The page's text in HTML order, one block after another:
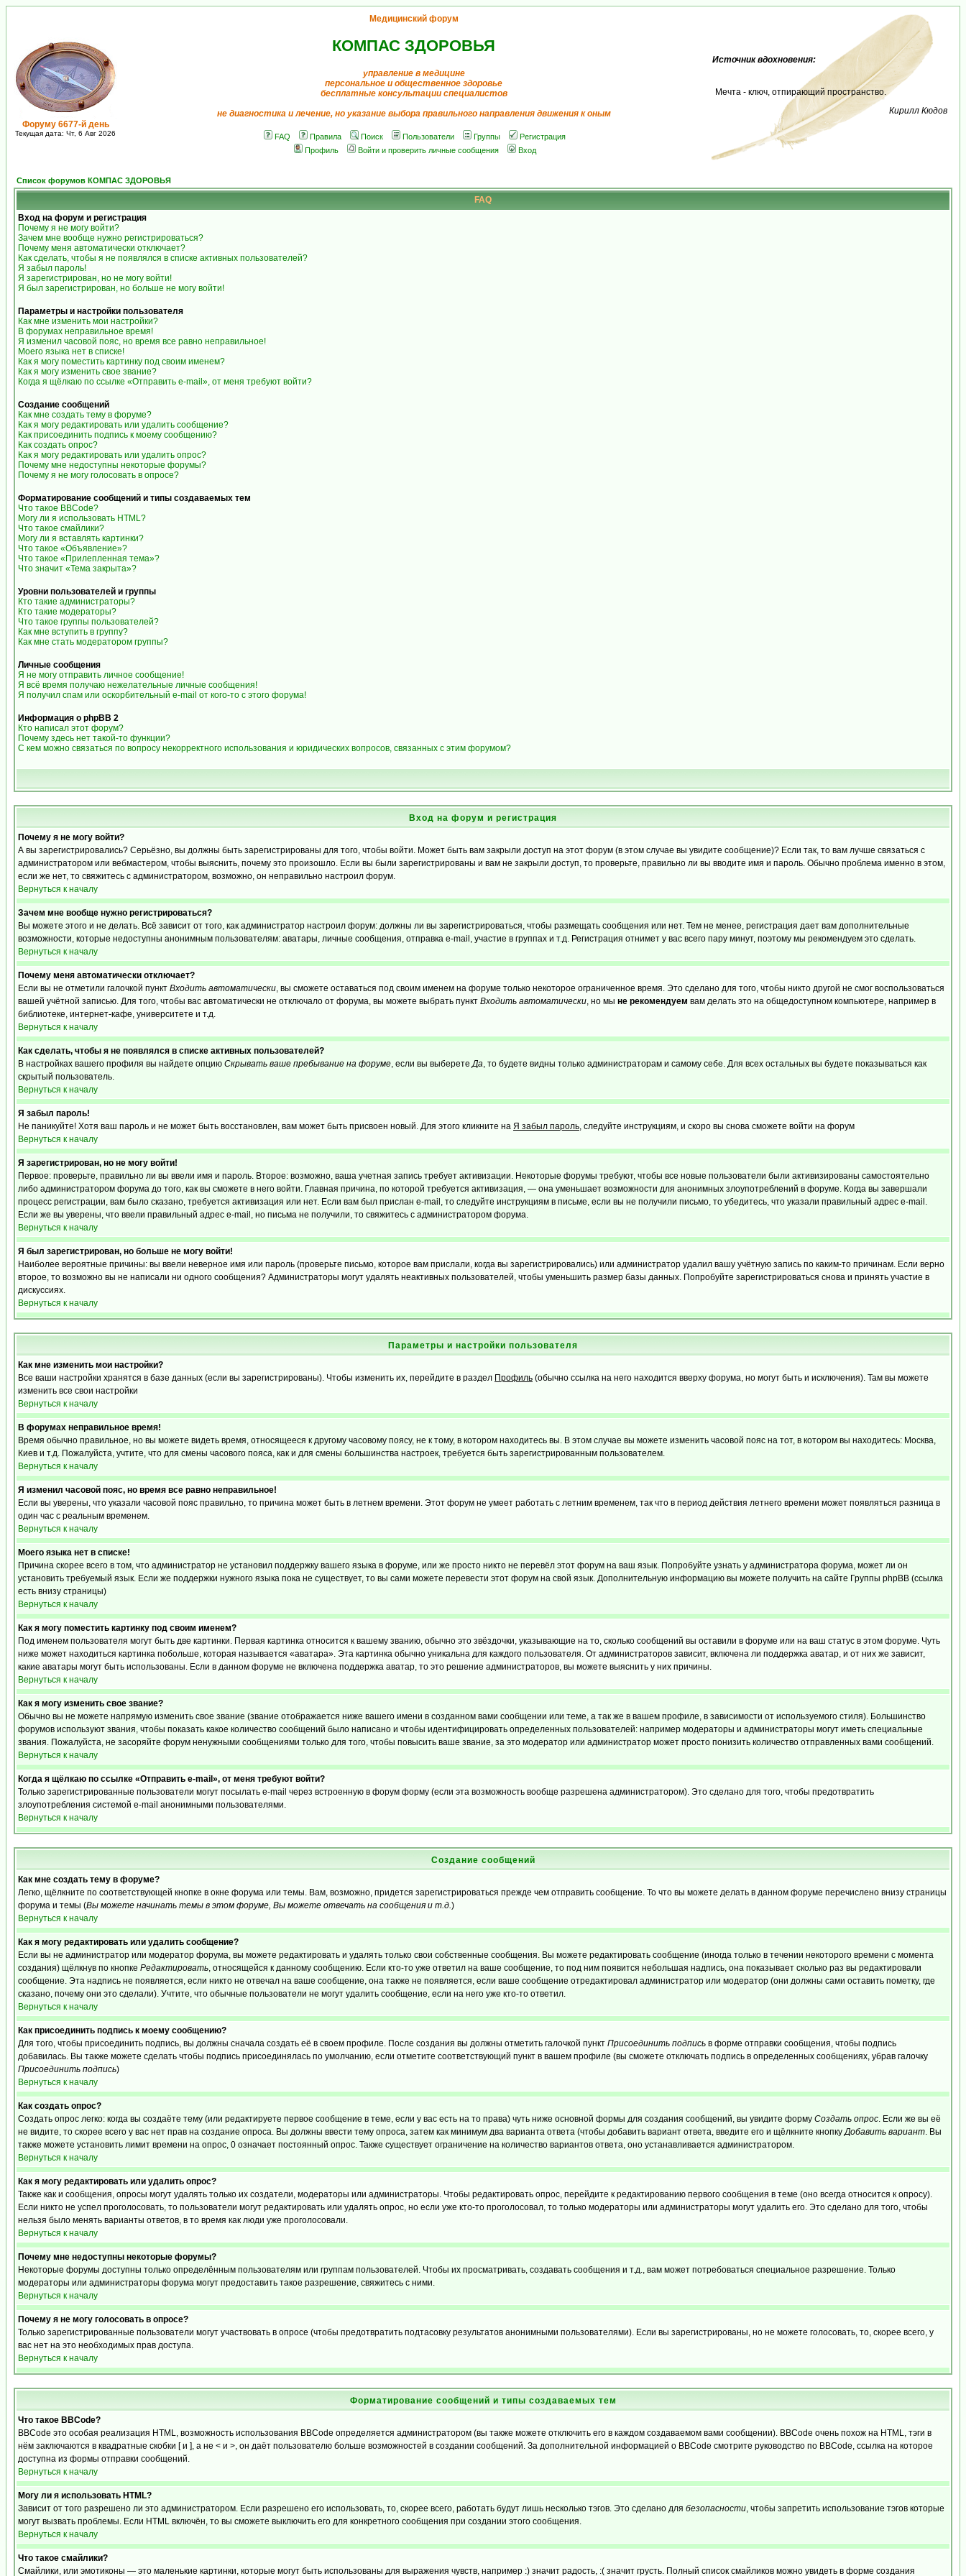
Форуму 6677-й день
Текущая дата: Чт, 6 Авг 2026
Медицинский форум
КОМПАС ЗДОРОВЬЯ
управление в медицине
персональное и общественное здоровье
бесплатные консультации специалистов
не диагностика и лечение, но указание выбора правильного направления движения к оным
FAQ Правила Поиск Пользователи Группы
Регистрация
Профиль
Войти и проверить личные сообщения Вход
Источник вдохновения:
Мечта - ключ, отпирающий пространство.
Кирилл Кюдов
Список форумов КОМПАС ЗДОРОВЬЯ
FAQ
Вход на форум и регистрация
Почему я не могу войти?
Зачем мне вообще нужно регистрироваться?
Почему меня автоматически отключает?
Как сделать, чтобы я не появлялся в списке активных пользователей?
Я забыл пароль!
Я зарегистрирован, но не могу войти!
Я был зарегистрирован, но больше не могу войти!
Параметры и настройки пользователя
Как мне изменить мои настройки?
В форумах неправильное время!
Я изменил часовой пояс, но время все равно неправильное!
Моего языка нет в списке!
Как я могу поместить картинку под своим именем?
Как я могу изменить свое звание?
Когда я щёлкаю по ссылке «Отправить e-mail», от меня требуют войти?
Создание сообщений
Как мне создать тему в форуме?
Как я могу редактировать или удалить сообщение?
Как присоединить подпись к моему сообщению?
Как создать опрос?
Как я могу редактировать или удалить опрос?
Почему мне недоступны некоторые форумы?
Почему я не могу голосовать в опросе?
Форматирование сообщений и типы создаваемых тем
Что такое BBCode?
Могу ли я использовать HTML?
Что такое смайлики?
Могу ли я вставлять картинки?
Что такое «Объявление»?
Что такое «Прилепленная тема»?
Что значит «Тема закрыта»?
Уровни пользователей и группы
Кто такие администраторы?
Кто такие модераторы?
Что такое группы пользователей?
Как мне вступить в группу?
Как мне стать модератором группы?
Личные сообщения
Я не могу отправить личное сообщение!
Я всё время получаю нежелательные личные сообщения!
Я получил спам или оскорбительный e-mail от кого-то с этого форума!
Информация о phpBB 2
Кто написал этот форум?
Почему здесь нет такой-то функции?
С кем можно связаться по вопросу некорректного использования и юридических вопросов, связанных с этим форумом?
Вход на форум и регистрация
Почему я не могу войти?
А вы зарегистрировались? Серьёзно, вы должны быть зарегистрированы для того, чтобы войти. Может быть вам закрыли доступ на этот форум (в этом случае вы увидите сообщение)? Если так, то вам лучше связаться с
администратором или вебмастером, чтобы выяснить, почему это произошло. Если вы были зарегистрированы и вам не закрыли доступ, то проверьте, правильно ли вы вводите имя и пароль. Обычно проблема именно в этом,
если же нет, то свяжитесь с администратором, возможно, он неправильно настроил форум.
Вернуться к началу
Зачем мне вообще нужно регистрироваться?
Вы можете этого и не делать. Всё зависит от того, как администратор настроил форум: должны ли вы зарегистрироваться, чтобы размещать сообщения или нет. Тем не менее, регистрация дает вам дополнительные
возможности, которые недоступны анонимным пользователям: аватары, личные сообщения, отправка e-mail, участие в группах и т.д. Регистрация отнимет у вас всего пару минут, поэтому мы рекомендуем это сделать.
Вернуться к началу
Почему меня автоматически отключает?
Если вы не отметили галочкой пункт Входить автоматически, вы сможете оставаться под своим именем на форуме только некоторое ограниченное время. Это сделано для того, чтобы никто другой не смог воспользоваться
вашей учётной записью. Для того, чтобы вас автоматически не отключало от форума, вы можете выбрать пункт Входить автоматически, но мы не рекомендуем вам делать это на общедоступном компьютере, например в
библиотеке, интернет-кафе, университете и т.д.
Вернуться к началу
Как сделать, чтобы я не появлялся в списке активных пользователей?
В настройках вашего профиля вы найдете опцию Скрывать ваше пребывание на форуме, если вы выберетеДа, то будете видны только администраторам и самому себе. Для всех остальных вы будете показываться как
скрытый пользователь.
Вернуться к началу
Я забыл пароль!
Не паникуйте! Хотя ваш пароль и не может быть восстановлен, вам может быть присвоен новый. Для этого кликните на Я забыл пароль, следуйте инструкциям, и скоро вы снова сможете войти на форум
Вернуться к началу
Я зарегистрирован, но не могу войти!
Первое: проверьте, правильно ли вы ввели имя и пароль. Второе: возможно, ваша учетная запись требует активизации. Некоторые форумы требуют, чтобы все новые пользователи были активизированы самостоятельно
либо администратором форума до того, как вы сможете в него войти. Главная причина, по которой требуется активизация, — она уменьшает возможности для анонимных злоупотреблений в форуме. Когда вы завершали
процесс регистрации, вам было сказано, требуется активизация или нет. Если вам был прислан e-mail, то следуйте инструкциям в письме, если вы не получили письмо, то убедитесь, что указали правильный адрес e-mail.
Если же вы уверены, что ввели правильный адрес e-mail, но письма не получили, то свяжитесь с администратором форума.
Вернуться к началу
Я был зарегистрирован, но больше не могу войти!
Наиболее вероятные причины: вы ввели неверное имя или пароль (проверьте письмо, которое вам прислали, когда вы зарегистрировались) или администратор удалил вашу учётную запись по каким-то причинам. Если верно
второе, то возможно вы не написали ни одного сообщения? Администраторы могут удалять неактивных пользователей, чтобы уменьшить размер базы данных. Попробуйте зарегистрироваться снова и принять участие в
дискуссиях.
Вернуться к началу
Параметры и настройки пользователя
Как мне изменить мои настройки?
Все ваши настройки хранятся в базе данных (если вы зарегистрированы). Чтобы изменить их, перейдите в раздел Профиль (обычно ссылка на него находится вверху форума, но могут быть и исключения). Там вы можете
изменить все свои настройки
Вернуться к началу
В форумах неправильное время!
Время обычно правильное, но вы можете видеть время, относящееся к другому часовому поясу, не к тому, в котором находитесь вы. В этом случае вы можете изменить часовой пояс на тот, в котором вы находитесь: Москва,
Киев и т.д. Пожалуйста, учтите, что для смены часового пояса, как и для смены большинства настроек, требуется быть зарегистрированным пользователем.
Вернуться к началу
Я изменил часовой пояс, но время все равно неправильное!
Если вы уверены, что указали часовой пояс правильно, то причина может быть в летнем времени. Этот форум не умеет работать с летним временем, так что в период действия летнего времени может появляться разница в
один час с реальным временем.
Вернуться к началу
Моего языка нет в списке!
Причина скорее всего в том, что администратор не установил поддержку вашего языка в форуме, или же просто никто не перевёл этот форум на ваш язык. Попробуйте узнать у администратора форума, может ли он
установить требуемый язык. Если же поддержки нужного языка пока не существует, то вы сами можете перевести этот форум на свой язык. Дополнительную информацию вы можете получить на сайте Группы phpBB (ссылка
есть внизу страницы)
Вернуться к началу
Как я могу поместить картинку под своим именем?
Под именем пользователя могут быть две картинки. Первая картинка относится к вашему званию, обычно это звёздочки, указывающие на то, сколько сообщений вы оставили в форуме или на ваш статус в этом форуме. Чуть
ниже может находиться картинка побольше, которая называется «аватара». Эта картинка обычно уникальна для каждого пользователя. От администраторов зависит, включена ли поддержка аватар, и от них же зависит,
какие аватары могут быть использованы. Если в данном форуме не включена поддержка аватар, то это решение администраторов, вы можете выяснить у них причины.
Вернуться к началу
Как я могу изменить свое звание?
Обычно вы не можете напрямую изменить свое звание (звание отображается ниже вашего имени в созданном вами сообщении или теме, а так же в вашем профиле, в зависимости от используемого стиля). Большинство
форумов используют звания, чтобы показать какое количество сообщений было написано и чтобы идентифицировать определенных пользователей: например модераторы и администраторы могут иметь специальные
звания. Пожалуйста, не засоряйте форум ненужными сообщениями только для того, чтобы повысить ваше звание, за это модератор или администратор может просто понизить количество отправленных вами сообщений.
Вернуться к началу
Когда я щёлкаю по ссылке «Отправить e-mail», от меня требуют войти?
Только зарегистрированные пользователи могут посылать e-mail через встроенную в форум форму (если эта возможность вообще разрешена администратором). Это сделано для того, чтобы предотвратить
злоупотребления системой e-mail анонимными пользователями.
Вернуться к началу
Создание сообщений
Как мне создать тему в форуме?
Легко, щёлкните по соответствующей кнопке в окне форума или темы. Вам, возможно, придется зарегистрироваться прежде чем отправить сообщение. То что вы можете делать в данном форуме перечислено внизу страницы
форума и темы (Вы можете начинать темы в этом форуме, Вы можете отвечать на сообщения и т.д.)
Вернуться к началу
Как я могу редактировать или удалить сообщение?
Если вы не администратор или модератор форума, вы можете редактировать и удалять только свои собственные сообщения. Вы можете редактировать сообщение (иногда только в течении некоторого времени с момента
создания) щёлкнув по кнопке Редактировать, относящейся к данному сообщению. Если кто-то уже ответил на ваше сообщение, то под ним появится небольшая надпись, она показывает сколько раз вы редактировали
сообщение. Эта надпись не появляется, если никто не отвечал на ваше сообщение, она также не появляется, если ваше сообщение отредактировал администратор или модератор (они должны сами оставить пометку, где
сказано, почему они это сделали). Учтите, что обычные пользователи не могут удалить сообщение, если на него уже кто-то ответил.
Вернуться к началу
Как присоединить подпись к моему сообщению?
Для того, чтобы присоединить подпись, вы должны сначала создать её в своем профиле. После создания вы должны отметить галочкой пункт Присоединить подпись в форме отправки сообщения, чтобы подпись
добавилась. Вы также можете сделать чтобы подпись присоединялась по умолчанию, если отметите соответствующий пункт в вашем профиле (вы сможете отключать подпись в определенных сообщениях, убрав галочку
Присоединить подпись)
Вернуться к началу
Как создать опрос?
Создать опрос легко: когда вы создаёте тему (или редактируете первое сообщение в теме, если у вас есть на то права) чуть ниже основной формы для создания сообщений, вы увидите форму Создать опрос. Если же вы её
не видите, то скорее всего у вас нет прав на создание опроса. Вы должны ввести тему опроса, затем как минимум два варианта ответа (чтобы добавить вариант ответа, введите его и щёлкните кнопкуДобавить вариант. Вы
также можете установить лимит времени на опрос, 0 означает постоянный опрос. Также существует ограничение на количество вариантов ответа, оно устанавливается администратором.
Вернуться к началу
Как я могу редактировать или удалить опрос?
Также как и сообщения, опросы могут удалять только их создатели, модераторы или администраторы. Чтобы редактировать опрос, перейдите к редактированию первого сообщения в теме (оно всегда относится к опросу).
Если никто не успел проголосовать, то пользователи могут редактировать или удалять опрос, но если уже кто-то проголосовал, то только модераторы или администраторы могут удалить его. Это сделано для того, чтобы
нельзя было менять варианты ответов, в то время как люди уже проголосовали.
Вернуться к началу
Почему мне недоступны некоторые форумы?
Некоторые форумы доступны только определённым пользователям или группам пользователей. Чтобы их просматривать, создавать сообщения и т.д., вам может потребоваться специальное разрешение. Только
модераторы или администраторы форума могут предоставить такое разрешение, свяжитесь с ними.
Вернуться к началу
Почему я не могу голосовать в опросе?
Только зарегистрированные пользователи могут участвовать в опросе (чтобы предотвратить подтасовку результатов анонимными пользователями). Если вы зарегистрированы, но не можете голосовать, то, скорее всего, у
вас нет на это необходимых прав доступа.
Вернуться к началу
Форматирование сообщений и типы создаваемых тем
Что такое BBCode?
BBCode это особая реализация HTML, возможность использования BBCode определяется администратором (вы также можете отключить его в каждом создаваемом вами сообщении). BBCode очень похож на HTML, тэги в
нём заключаются в квадратные скобки [ и ], а не < и >, он даёт пользователю больше возможностей в создании сообщений. За дополнительной информацией о BBCode смотрите руководство по BBCode, ссылка на которое
доступна из формы отправки сообщений.
Вернуться к началу
Могу ли я использовать HTML?
Зависит от того разрешено ли это администратором. Если разрешено его использовать, то, скорее всего, работать будут лишь несколько тэгов. Это сделано для безопасности, чтобы запретить использование тэгов которые
могут вызвать проблемы. Если HTML включён, то вы сможете выключить его для конкретного сообщения при создании этого сообщения.
Вернуться к началу
Что такое смайлики?
Смайлики, или эмотиконы — это маленькие картинки, которые могут быть использованы для выражения чувств, например :) значит радость, :( значит грусть. Полный список смайликов можно увидеть в форме создания